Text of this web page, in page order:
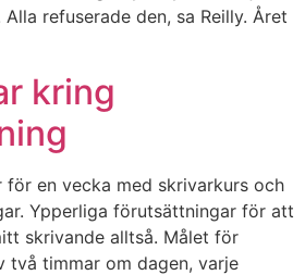
refuserade den, sa Reilly. Året
kring
för en vecka med skrivarkurs och
Ypperliga förutsättningar för att
skrivande alltså. Målet för
två timmar om dagen, varje